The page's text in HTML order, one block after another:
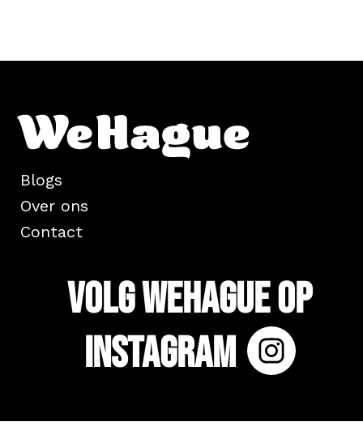
Blogs
Over ons
Contact
Volg WeHague op
Instagram